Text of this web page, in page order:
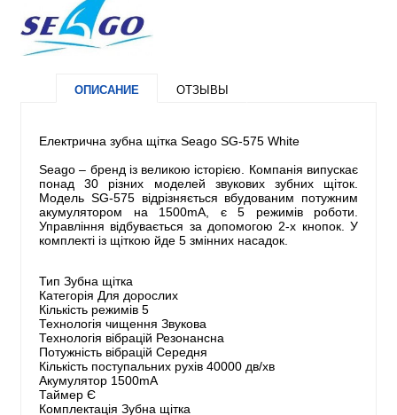
ОПИСАНИЕ ОТЗЫВЫ
Електрична зубна щітка Seago SG-575 White
Seago – бренд із великою історією. Компанія випускає
понад 30 різних моделей звукових зубних щіток.
Модель SG-575 відрізняється вбудованим потужним
акумулятором на 1500mA, є 5 режимів роботи.
Управління відбувається за допомогою 2-х кнопок. У
комплекті із щіткою йде 5 змінних насадок.
Тип Зубна щітка
Категорія Для дорослих
Кількість режимів 5
Технологія чищення Звукова
Технологія вібрацій Резонансна
Потужність вібрацій Середня
Кількість поступальних рухів 40000 дв/хв
Акумулятор 1500mA
Таймер Є
Комплектація Зубна щітка